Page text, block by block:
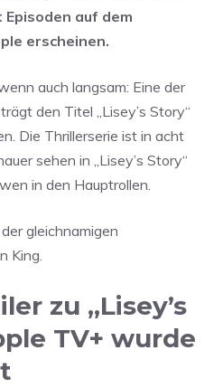
auf dem
erscheinen.
auch langsam: Eine der
den Titel „Lisey’s Story“
Die Thrillerserie ist in acht
sehen in „Lisey’s Story“
in den Hauptrollen.
gleichnamigen
King.
zu „Lisey’s
TV+ wurde